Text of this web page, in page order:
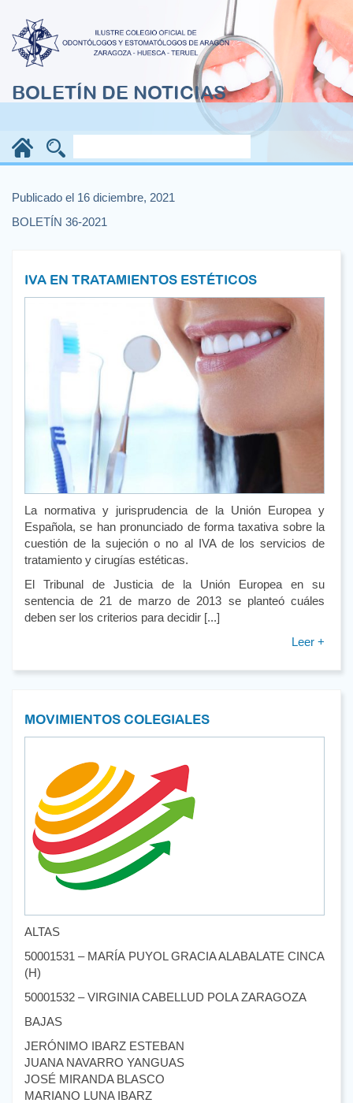
BOLETÍN DE NOTICIAS
Publicado el 16 diciembre, 2021
BOLETÍN 36-2021
IVA EN TRATAMIENTOS ESTÉTICOS
La normativa y jurisprudencia de la Unión Europea y
Española, se han pronunciado de forma taxativa sobre la
cuestión de la sujeción o no al IVA de los servicios de
tratamiento y cirugías estéticas.
El Tribunal de Justicia de la Unión Europea en su
sentencia de 21 de marzo de 2013 se planteó cuáles
deben ser los criterios para decidir [...]
Leer +
MOVIMIENTOS COLEGIALES
ALTAS
50001531 – MARÍA PUYOL GRACIA ALABALATE CINCA
(H)
50001532 – VIRGINIA CABELLUD POLA ZARAGOZA
BAJAS
JERÓNIMO IBARZ ESTEBAN
JUANA NAVARRO YANGUAS
JOSÉ MIRANDA BLASCO
MARIANO LUNA IBARZ